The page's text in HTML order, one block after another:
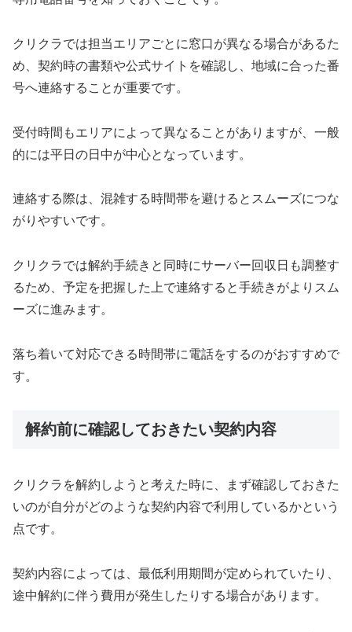
クリクラでは担当エリアごとに窓口が異なる場合があるた
め、契約時の書類や公式サイトを確認し、地域に合った番
号へ連絡することが重要です。
受付時間もエリアによって異なることがありますが、一般
的には平日の日中が中心となっています。
連絡する際は、混雑する時間帯を避けるとスムーズにつな
がりやすいです。
クリクラでは解約手続きと同時にサーバー回収日も調整す
るため、予定を把握した上で連絡すると手続きがよりスム
ーズに進みます。
落ち着いて対応できる時間帯に電話をするのがおすすめで
す。
解約前に確認しておきたい契約内容
クリクラを解約しようと考えた時に、まず確認しておきた
いのが自分がどのような契約内容で利用しているかという
点です。
契約内容によっては、最低利用期間が定められていたり、
途中解約に伴う費用が発生したりする場合があります。